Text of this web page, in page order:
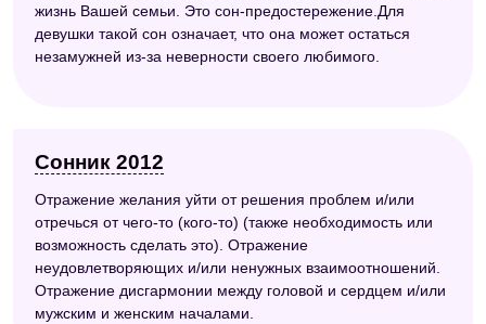
жизнь Вашей семьи. Это сон-предостережение.Для
девушки такой сон означает, что она может остаться
незамужней из-за неверности своего любимого.
Сонник 2012
Отражение желания уйти от решения проблем и/или
отречься от чего-то (кого-то) (также необходимость или
возможность сделать это). Отражение
неудовлетворяющих и/или ненужных взаимоотношений.
Отражение дисгармонии между головой и сердцем и/или
мужским и женским началами.